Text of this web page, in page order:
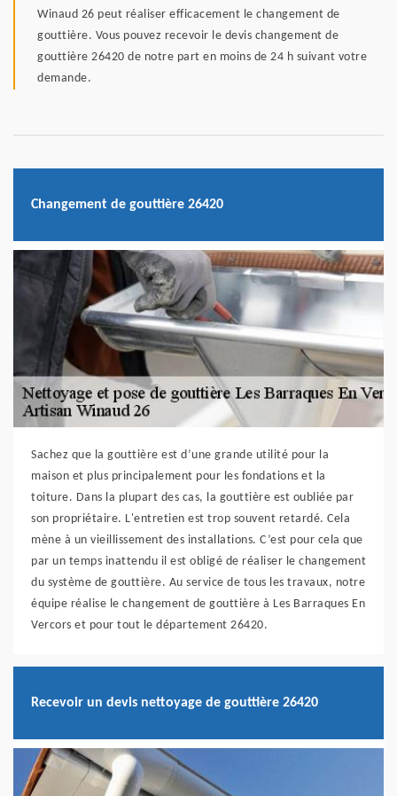
Winaud 26 peut réaliser efficacement le changement de
gouttière. Vous pouvez recevoir le devis changement de
gouttière 26420 de notre part en moins de 24 h suivant votre
demande.
Changement de gouttière 26420
Sachez que la gouttière est d’une grande utilité pour la
maison et plus principalement pour les fondations et la
toiture. Dans la plupart des cas, la gouttière est oubliée par
son propriétaire. L'entretien est trop souvent retardé. Cela
mène à un vieillissement des installations. C’est pour cela que
par un temps inattendu il est obligé de réaliser le changement
du système de gouttière. Au service de tous les travaux, notre
équipe réalise le changement de gouttière à Les Barraques En
Vercors et pour tout le département 26420.
Recevoir un devis nettoyage de gouttière 26420